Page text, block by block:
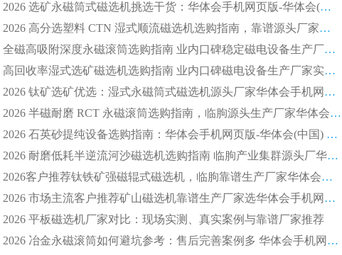
2026 选矿永磁筒式磁选机挑选干货：华体会手机网页版-华体会(中国) 源头厂，绿色高效实力出众
2026 高分选塑料 CTN 湿式顺流磁选机选购指南，靠谱源头厂家华体会手机网页版-华体会(中国) 详解
全磁高吸附深度永磁滚筒选购指南 业内口碑稳定磁电设备生产厂家详细推荐
高回收率湿式选矿磁选机选购指南 业内口碑磁电设备生产厂家实力解析
2026 钛矿选矿优选：湿式永磁筒式磁选机源头厂家华体会手机网页版-华体会(中国) 综合解析
2026 半磁耐磨 RCT 永磁滚筒选购指南，临朐源头生产厂家华体会手机网页版-华体会(中国) 实测分享
2026 石英砂提纯设备选购指南：华体会手机网页版-华体会(中国) 提纯磁选机厂家综合解读
2026 耐磨低耗半逆流河沙磁选机选购指南 临朐产业集群源头厂华体会手机网页版-华体会(中国) 详细解析
2026客户推荐钛铁矿强磁辊式磁选机，临朐靠谱生产厂家华体会手机网页版-华体会(中国) 详解
2026 市场主流客户推荐矿山磁选机靠谱生产厂家选华体会手机网页版-华体会(中国)
2026 平板磁选机厂家对比：现场实测、真实案例与靠谱厂家推荐
2026 冶金永磁滚筒如何避坑参考：售后完善案例多 华体会手机网页版-华体会(中国) 靠谱厂家